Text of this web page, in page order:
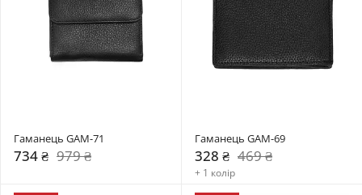
Гаманець GAM-71
734 ₴ 979 ₴
Гаманець GAM-69
328 ₴ 469 ₴
+ 1 колір